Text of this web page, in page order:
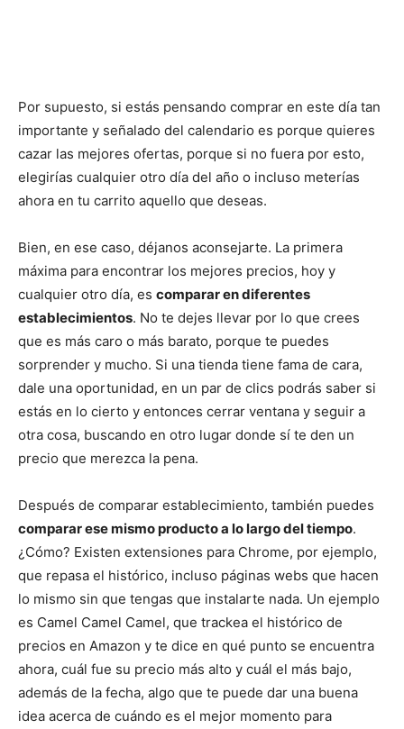
Por supuesto, si estás pensando comprar en este día tan
importante y señalado del calendario es porque quieres
cazar las mejores ofertas, porque si no fuera por esto,
elegirías cualquier otro día del año o incluso meterías
ahora en tu carrito aquello que deseas.
Bien, en ese caso, déjanos aconsejarte. La primera
máxima para encontrar los mejores precios, hoy y
cualquier otro día, es comparar en diferentes
establecimientos. No te dejes llevar por lo que crees
que es más caro o más barato, porque te puedes
sorprender y mucho. Si una tienda tiene fama de cara,
dale una oportunidad, en un par de clics podrás saber si
estás en lo cierto y entonces cerrar ventana y seguir a
otra cosa, buscando en otro lugar donde sí te den un
precio que merezca la pena.
Después de comparar establecimiento, también puedes
comparar ese mismo producto a lo largo del tiempo.
¿Cómo? Existen extensiones para Chrome, por ejemplo,
que repasa el histórico, incluso páginas webs que hacen
lo mismo sin que tengas que instalarte nada. Un ejemplo
es Camel Camel Camel, que trackea el histórico de
precios en Amazon y te dice en qué punto se encuentra
ahora, cuál fue su precio más alto y cuál el más bajo,
además de la fecha, algo que te puede dar una buena
idea acerca de cuándo es el mejor momento para